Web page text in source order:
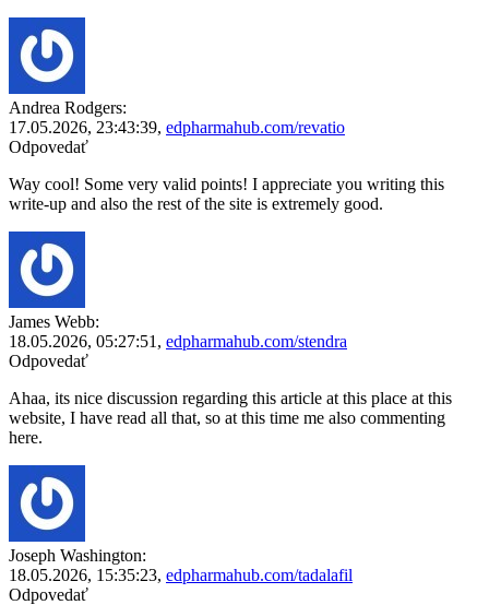
Andrea Rodgers:
17.05.2026, 23:43:39, edpharmahub.com/revatio
Odpovedať
Way cool! Some very valid points! I appreciate you writing this
write-up and also the rest of the site is extremely good.
James Webb:
18.05.2026, 05:27:51 , edpharmahub.com/stendra
Odpovedať
Ahaa, its nice discussion regarding this article at this place at this
website, I have read all that, so at this time me also commenting
here.
Joseph Washington:
18.05.2026, 15:35:23, edpharmahub.com/tadalafil
Odpovedať